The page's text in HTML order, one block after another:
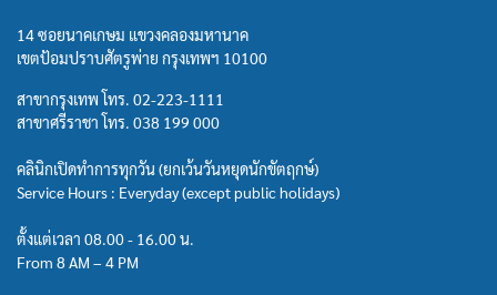
14 ซอยนาคเกษม แขวงคลองมหานาค
เขตป้อมปราบศัตรูพ่าย กรุงเทพฯ 10100
สาขากรุงเทพ โทร. 02-223-1111
สาขาศรีราชา โทร. 038 199 000
คลินิกเปิดทำการทุกวัน (ยกเว้นวันหยุดนักขัตฤกษ์)
Service Hours : Everyday (except public holidays)
ตั้งแต่เวลา 08.00 - 16.00 น.
From 8 AM – 4 PM